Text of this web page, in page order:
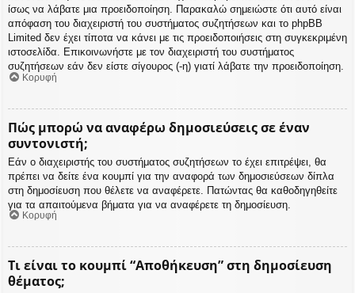
ίσως να λάβατε μια προειδοποίηση. Παρακαλώ σημειώστε ότι αυτό είναι
απόφαση του διαχειριστή του συστήματος συζητήσεων και το phpBB
Limited δεν έχει τίποτα να κάνει με τις προειδοποιήσεις στη συγκεκριμένη
ιστοσελίδα. Επικοινωνήστε με τον διαχειριστή του συστήματος
συζητήσεων εάν δεν είστε σίγουρος (-η) γιατί λάβατε την προειδοποίηση.
Κορυφή
Πώς μπορώ να αναφέρω δημοσιεύσεις σε έναν
συντονιστή;
Εάν ο διαχειριστής του συστήματος συζητήσεων το έχει επιτρέψει, θα
πρέπει να δείτε ένα κουμπί για την αναφορά των δημοσιεύσεων δίπλα
στη δημοσίευση που θέλετε να αναφέρετε. Πατώντας θα καθοδηγηθείτε
για τα απαιτούμενα βήματα για να αναφέρετε τη δημοσίευση.
Κορυφή
Τι είναι το κουμπί “Αποθήκευση” στη δημοσίευση
θέματος;